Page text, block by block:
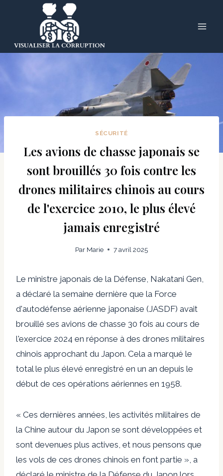
SÉCURITÉ
Les avions de chasse japonais se
sont brouillés 30 fois contre les
drones militaires chinois au cours
de l'exercice 2010, le plus élevé
jamais enregistré
Par Marie 7 avril 2025
Le ministre japonais de la Défense, Nakatani Gen,
a déclaré la semaine dernière que la Force
d'autodéfense aérienne japonaise (JASDF) avait
brouillé ses avions de chasse 30 fois au cours de
l'exercice 2024 en réponse à des drones militaires
chinois approchant du Japon. Cela a marqué le
total le plus élevé enregistré en un an depuis le
début de ces opérations aériennes en 1958.
« Ces dernières années, les activités militaires de
la Chine autour du Japon se sont développées et
sont devenues plus actives, et nous pensons que
les vols de ces drones chinois en font partie », a